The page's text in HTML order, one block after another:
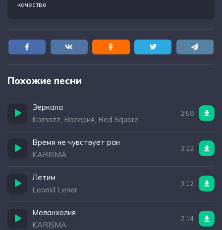
качестве
Похожие песни
Зеркала
Kamazz, Валерия, Red Square
2:58
Время не чувствует ран
KARISMA
3:22
Летим
Leonid Lener
3:12
Меланхолия
KARISMA
2:14